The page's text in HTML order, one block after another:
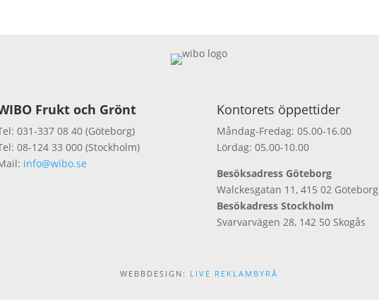
Frukt och Grönt
031-337 08 40 (Göteborg)
08-124 33 000 (Stockholm)
info@wibo.se
Kontorets öppettider
Måndag-Fredag: 05.00-16.00
Lördag: 05.00-10.00
Besöksadress Göteborg
Walckesgatan 11, 415 02 Göteborg
Besökadress Stockholm
Svarvarvägen 28, 142 50 Skogås
WEBBDESIGN: LIVE REKLAMBYRÅ